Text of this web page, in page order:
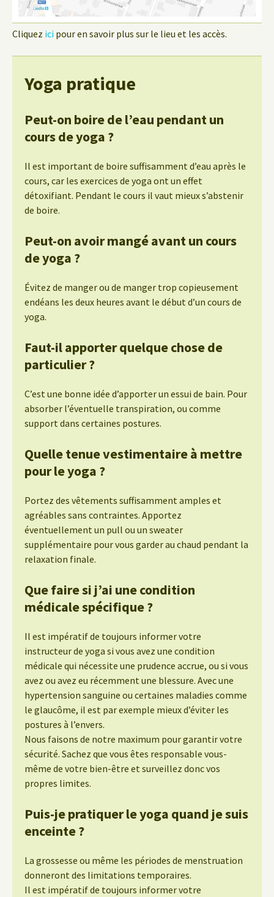
Cliquez ici pour en savoir plus sur le lieu et les accès.
Yoga pratique
Peut-on boire de l’eau pendant un
cours de yoga ?
Il est important de boire suffisamment d’eau après le
cours, car les exercices de yoga ont un effet
détoxifiant. Pendant le cours il vaut mieux s’abstenir
de boire.
Peut-on avoir mangé avant un cours
de yoga ?
Évitez de manger ou de manger trop copieusement
endéans les deux heures avant le début d’un cours de
yoga.
Faut-il apporter quelque chose de
particulier ?
C’est une bonne idée d’apporter un essui de bain. Pour
absorber l’éventuelle transpiration, ou comme
support dans certaines postures.
Quelle tenue vestimentaire à mettre
pour le yoga ?
Portez des vêtements suffisamment amples et
agréables sans contraintes. Apportez
éventuellement un pull ou un sweater
supplémentaire pour vous garder au chaud pendant la
relaxation finale.
Que faire si j’ai une condition
médicale spécifique ?
Il est impératif de toujours informer votre
instructeur de yoga si vous avez une condition
médicale qui nécessite une prudence accrue, ou si vous
avez ou avez eu récemment une blessure. Avec une
hypertension sanguine ou certaines maladies comme
le glaucôme, il est par exemple mieux d’éviter les
postures à l’envers.
Nous faisons de notre maximum pour garantir votre
sécurité. Sachez que vous êtes responsable vous-
même de votre bien-être et surveillez donc vos
propres limites.
Puis-je pratiquer le yoga quand je suis
enceinte ?
La grossesse ou même les périodes de menstruation
donneront des limitations temporaires.
Il est impératif de toujours informer votre